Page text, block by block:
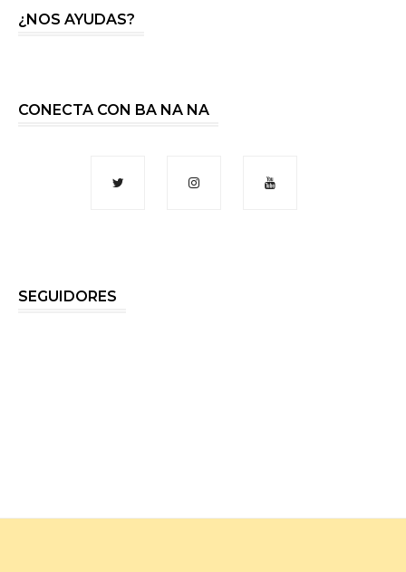
¿NOS AYUDAS?
CONECTA CON BA NA NA
SEGUIDORES